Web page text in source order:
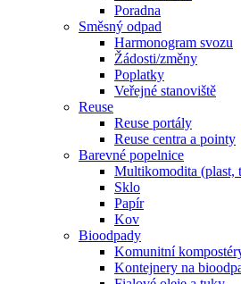
Poradna
Směsný odpad
Harmonogram svozu
Žádosti/změny
Poplatky
Veřejné stanoviště
Reuse
Reuse portály
Reuse centra a pointy
Barevné popelnice
Multikomodita (plast,
Sklo
Papír
Kov
Bioodpady
Komunitní
Kontejnery na